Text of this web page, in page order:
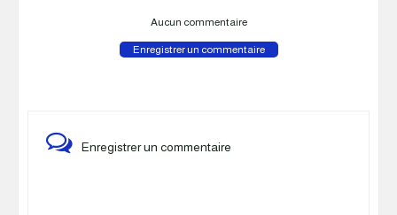
Aucun commentaire
Enregistrer un commentaire
Enregistrer un commentaire